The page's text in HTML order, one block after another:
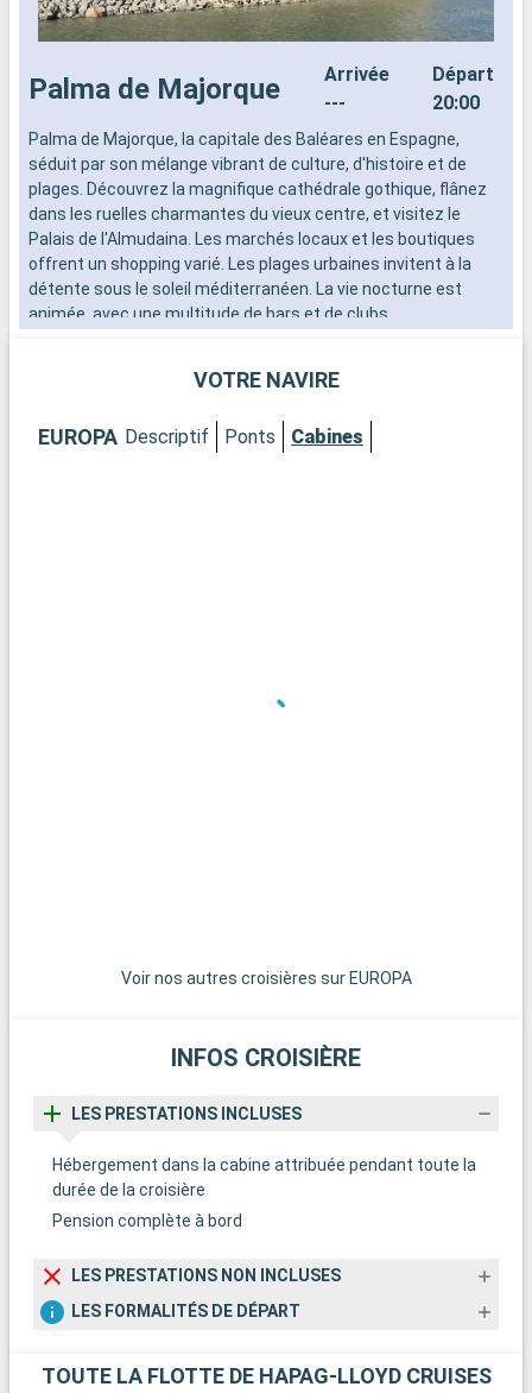
Palma de Majorque
Arrivée
---
Départ
20:00
Palma de Majorque, la capitale des Baléares en Espagne,
séduit par son mélange vibrant de culture, d'histoire et de
plages. Découvrez la magnifique cathédrale gothique, flânez
dans les ruelles charmantes du vieux centre, et visitez le
Palais de l'Almudaina. Les marchés locaux et les boutiques
offrent un shopping varié. Les plages urbaines invitent à la
détente sous le soleil méditerranéen. La vie nocturne est
animée, avec une multitude de bars et de clubs.
VOTRE NAVIRE
EUROPA Descriptif Ponts Cabines
Voir nos autres croisières sur EUROPA
INFOS CROISIÈRE
LES PRESTATIONS INCLUSES
Hébergement dans la cabine attribuée pendant toute la
durée de la croisière
Pension complète à bord
LES PRESTATIONS NON INCLUSES
LES FORMALITÉS DE DÉPART
TOUTE LA FLOTTE DE HAPAG-LLOYD CRUISES